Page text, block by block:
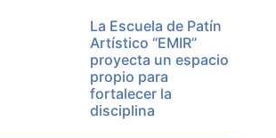
La Escuela de Patín
Artístico “EMIR”
proyecta un espacio
propio para
fortalecer la
disciplina